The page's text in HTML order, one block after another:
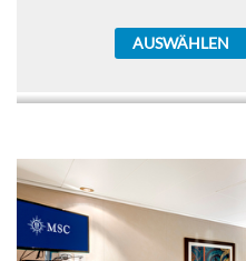
AUSWÄHLEN